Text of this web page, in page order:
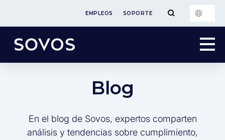
EMPLEOS SOPORTE
Blog
En el blog de Sovos, expertos comparten
análisis y tendencias sobre cumplimiento,